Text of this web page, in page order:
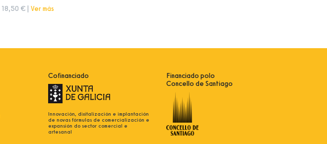
18,50 € | Ver más
Cofinanciado
Innovación, dixitalización e implantación
de novas fórmulas de comercialización e
expansión do sector comercial e
artesanal
Financiado polo
Concello de Santiago